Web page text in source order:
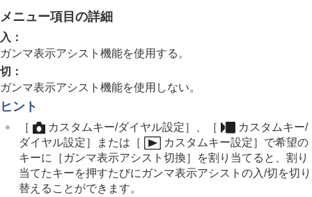
インターバル撮影機能
タッチ機能を使う
ズームする
レンズ補正（静止画/動画）
ノイズリダクション
撮影中の画面表示を設定する
撮影モード選択画面
オートレビュー（静止画）
メニュー項目の詳細
入 ：
ガンマ表示アシスト機能を使用する。
切 ：
ガンマ表示アシスト機能を使用しない。
ヒント
［ カスタムキー/ダイヤル設定］ ［
カスタムキー/
ダイヤル設定］
または ［ カスタムキー設定］ で希望の
キーに
［ガンマ表示アシスト切換］ を割り当てると、割り
当てたキーを押すたびにガンマ表示アシストの入/切を切り
替えることができます。